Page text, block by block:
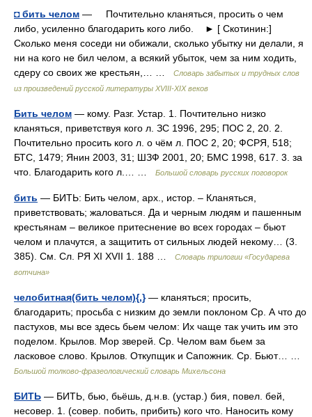
◘ бить челом — Почтительно кланяться, просить о чем
либо, усиленно благодарить кого либо. ► [ Скотинин:]
Сколько меня соседи ни обижали, сколько убытку ни делали, я
ни на кого не бил челом, а всякий убыток, чем за ним ходить,
сдеру со своих же крестьян,… …
Словарь забытых и трудных слов
из произведений русской литературы ХVIII-ХIХ веков
Бить челом — кому. Разг. Устар. 1. Почтительно низко
кланяться, приветствуя кого л. ЗС 1996, 295; ПОС 2, 20. 2.
Почтительно просить кого л. о чём л. ПОС 2, 20; ФСРЯ, 518;
БТС, 1479; Янин 2003, 31; ШЗФ 2001, 20; БМС 1998, 617. 3. за
что. Благодарить кого л.… …
Большой словарь русских поговорок
бить — БИТЬ: Бить челом, арх., истор. – Кланяться,
приветствовать; жаловаться. Да и черным людям и пашенным
крестьянам – великое притеснение во всех городах – бьют
челом и плачутся, а защитить от сильных людей некому… (3.
385). См. Сл. РЯ XI XVII 1. 188 …
Словарь трилогии «Государева
вотчина»
челобитная(бить челом){,}— кланяться; просить,
благодарить; просьба с низким до земли поклоном Ср. А что до
пастухов, мы все здесь бьем челом: Их чаще так учить им это
поделом. Крылов. Мор зверей. Ср. Челом вам бьем за
ласковое слово. Крылов. Откупщик и Сапожник. Ср. Бьют… …
Большой толково-фразеологический словарь Михельсона
БИТЬ — БИТЬ, бью, бьёшь, д.н.в. (устар.) бия, повел. бей,
несовер. 1. (совер. побить, прибить) кого что. Наносить кому